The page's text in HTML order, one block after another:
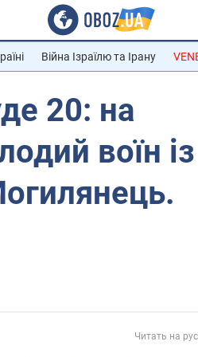
Війна Ізраїлю та Ірану
20: на
воїн із
Читать на